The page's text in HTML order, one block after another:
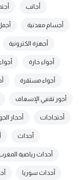
أجانب
أجسام معدنية
أجهزة الكترونية
أجواء حارة
أجواء مستقرة
أجور تقنيي الإسعاف
أحتجاجات أحجار
أحداث
أحداث رياضية
أحداث سوريا